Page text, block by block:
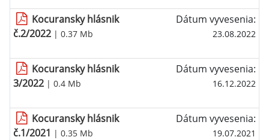
Kocuransky hlásnik
č.2/2022 | 0.37 Mb
Dátum vyvesenia:
23.08.2022
Kocuransky hlásnik
3/2022 | 0.4 Mb
Dátum vyvesenia:
16.12.2022
Kocuransky hlásnik
č.1/2021 | 0.35 Mb
Dátum vyvesenia:
19.07.2021